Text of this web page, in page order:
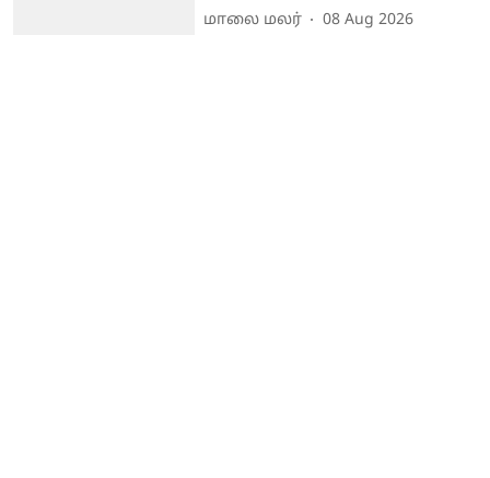
மாலை மலர் 08 Aug 2026